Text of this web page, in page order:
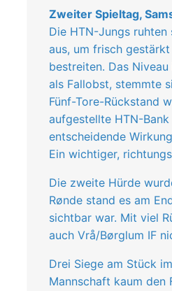
Zweiter Spieltag,
Die HTN-Jungs
aus, um frisch
bestreiten. Das
als Fallobst, stemmte
Fünf-Tore-Rückstand
aufgestellte HTN-
entscheidende
Ein wichtiger,
Die zweite Hürde
Rønde stand es am
sichtbar war. Mit viel
auch Vrå/Børglum IF
Drei Siege am Stück
Mannschaft kaum den